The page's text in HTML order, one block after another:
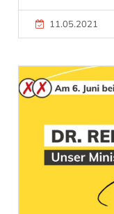
11.05.2021